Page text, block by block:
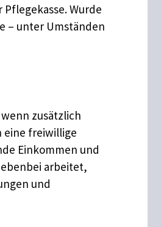
Wurde
– unter Umständen
zusätzlich
eine freiwillige
Einkommen und
arbeitet,
und